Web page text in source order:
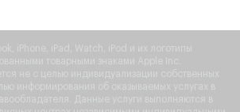
iPhone, iPad, Watch, iPod и их логотипы
товарными знаками Apple Inc.
не с целью индивидуализации собственных
информирования об оказываемых услугах в
Данные услуги выполняются в